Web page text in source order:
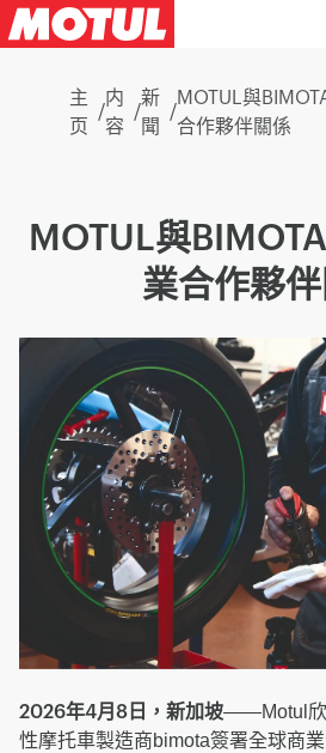
主
页
/
内
容
/
新
聞
/
MOTUL與
合作夥伴關係
MOTUL與
業合作夥
2026年4月8日，新加坡——Motul欣
性摩托車製造商bimota簽署全球商業